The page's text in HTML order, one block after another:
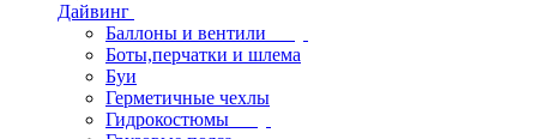
Дайвинг
Баллоны и вентили
Боты,перчатки и шлема
Буи
Герметичные чехлы
Гидрокостюмы